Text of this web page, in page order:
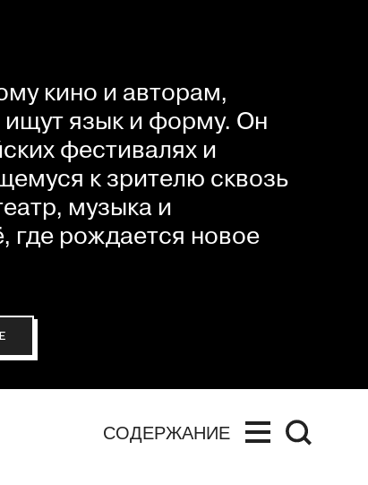
кино и авторам,
язык и форму. Он
фестивалях и
к зрителю сквозь
музыка и
где рождается новое
СОДЕРЖАНИЕ